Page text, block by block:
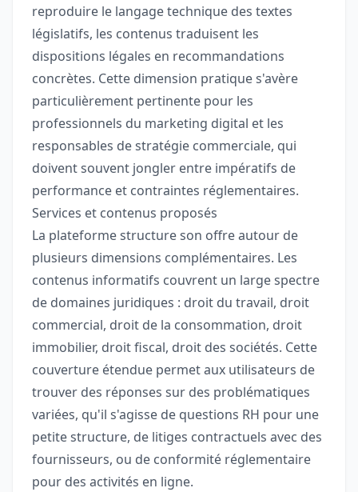
reproduire le langage technique des textes
législatifs, les contenus traduisent les
dispositions légales en recommandations
concrètes. Cette dimension pratique s'avère
particulièrement pertinente pour les
professionnels du marketing digital et les
responsables de stratégie commerciale, qui
doivent souvent jongler entre impératifs de
performance et contraintes réglementaires.
Services et contenus proposés
La plateforme structure son offre autour de
plusieurs dimensions complémentaires. Les
contenus informatifs couvrent un large spectre
de domaines juridiques : droit du travail, droit
commercial, droit de la consommation, droit
immobilier, droit fiscal, droit des sociétés. Cette
couverture étendue permet aux utilisateurs de
trouver des réponses sur des problématiques
variées, qu'il s'agisse de questions RH pour une
petite structure, de litiges contractuels avec des
fournisseurs, ou de conformité réglementaire
pour des activités en ligne.